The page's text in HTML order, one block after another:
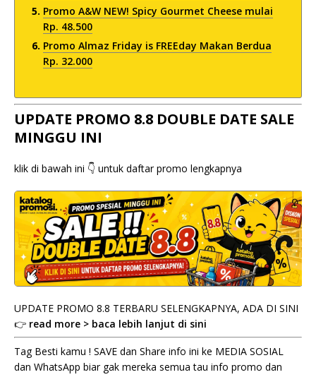
Promo A&W NEW! Spicy Gourmet Cheese mulai
Rp. 48.500
Promo Almaz Friday is FREEday Makan Berdua
Rp. 32.000
UPDATE PROMO 8.8 DOUBLE DATE SALE
MINGGU INI
klik di bawah ini 👇 untuk daftar promo lengkapnya
UPDATE PROMO 8.8 TERBARU SELENGKAPNYA, ADA DI SINI
👉 read more > baca lebih lanjut di sini
Tag Besti kamu ! SAVE dan Share info ini ke MEDIA SOSIAL
dan WhatsApp biar gak mereka semua tau info promo dan